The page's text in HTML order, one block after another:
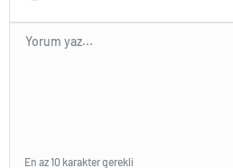
En az 10 karakter gerekli